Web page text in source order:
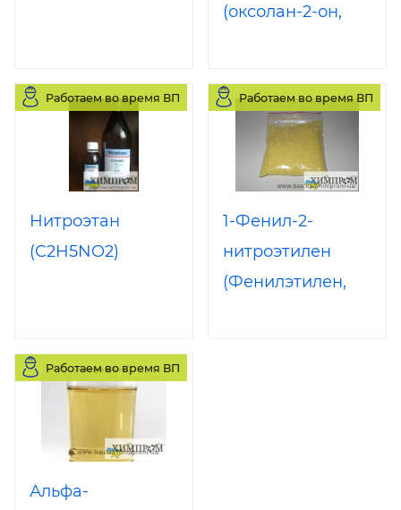
(оксолан-2-он,
Работаем во время ВП
Нитроэтан
(C2H5NO2)
Работаем во время ВП
1-Фенил-2-
нитроэтилен
(Фенилэтилен,
Работаем во время ВП
Альфа-